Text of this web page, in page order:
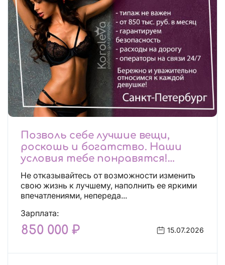
Позволь себе лучшие вещи,
роскошь и богатство. Наши
условия тебе понравятся!
Действительно отличные
условия и поддержка!
Не отказывайтесь от возможности изменить
свою жизнь к лучшему, наполнить ее яркими
впечатлениями, непереда...
Зарплата:
850 000 ₽ 15.07.2026